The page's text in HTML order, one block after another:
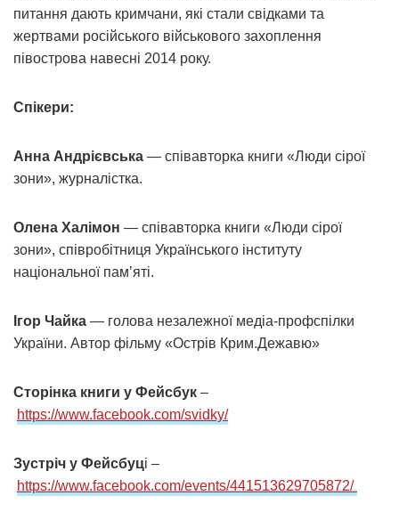
питання дають кримчани, які стали свідками та
жертвами російського військового захоплення
півострова навесні 2014 року.
Спікери:
Анна Андрієвська — співавторка книги «Люди сірої
зони», журналістка.
Олена Халімон — співавторка книги «Люди сірої
зони», співробітниця Українського інституту
національної пам’яті.
Ігор Чайка — голова незалежної медіа-профспілки
України. Автор фільму «Острів Крим.Дежавю»
Сторінка книги у Фейсбук –
https://www.facebook.com/svidky/
Зустріч у Фейсбуці –
https://www.facebook.com/events/441513629705872/